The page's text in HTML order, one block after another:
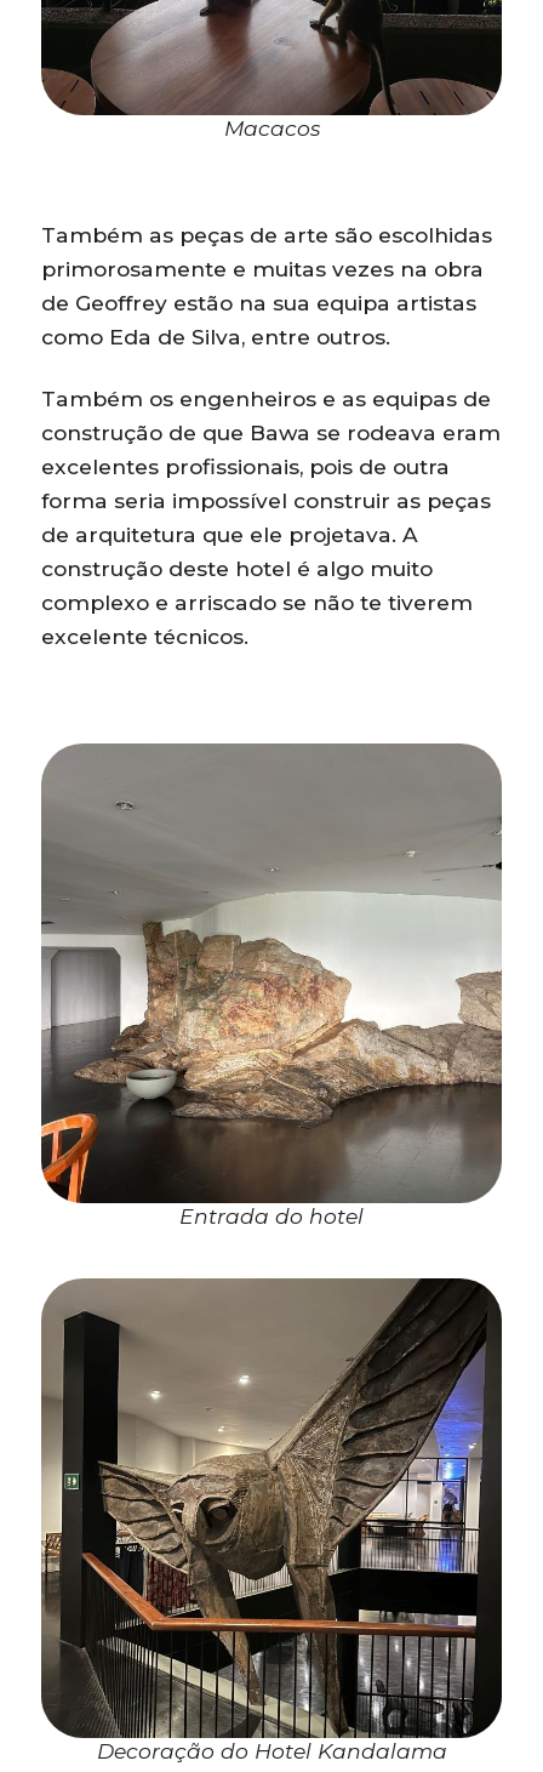
Macacos
Também as peças de arte são escolhidas
primorosamente e muitas vezes na obra
de Geoffrey estão na sua equipa artistas
como Eda de Silva, entre outros.
Também os engenheiros e as equipas de
construção de que Bawa se rodeava eram
excelentes profissionais, pois de outra
forma seria impossível construir as peças
de arquitetura que ele projetava. A
construção deste hotel é algo muito
complexo e arriscado se não te tiverem
excelente técnicos.
Entrada do hotel
Decoração do Hotel Kandalama